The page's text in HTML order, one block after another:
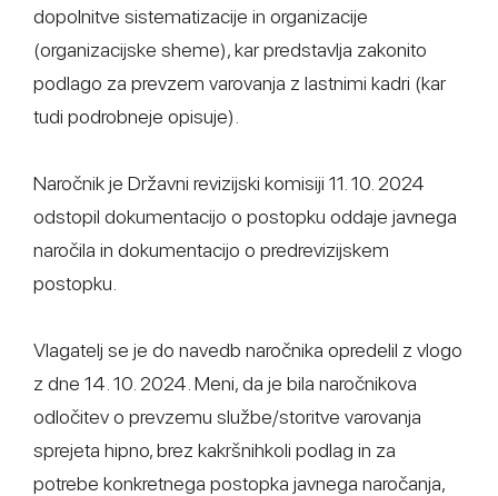
dopolnitve sistematizacije in organizacije
(organizacijske sheme), kar predstavlja zakonito
podlago za prevzem varovanja z lastnimi kadri (kar
tudi podrobneje opisuje).
Naročnik je Državni revizijski komisiji 11. 10. 2024
odstopil dokumentacijo o postopku oddaje javnega
naročila in dokumentacijo o predrevizijskem
postopku.
Vlagatelj se je do navedb naročnika opredelil z vlogo
z dne 14. 10. 2024. Meni, da je bila naročnikova
odločitev o prevzemu službe/storitve varovanja
sprejeta hipno, brez kakršnihkoli podlag in za
potrebe konkretnega postopka javnega naročanja,